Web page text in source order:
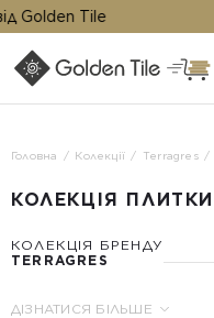
Golden Tile
Головна Колекції Terragres
КОЛЕКЦІЯ ПЛИТКИ
КОЛЕКЦІЯ БРЕНДУ
TERRAGRES
ДІЗНАТИСЯ БІЛЬШЕ